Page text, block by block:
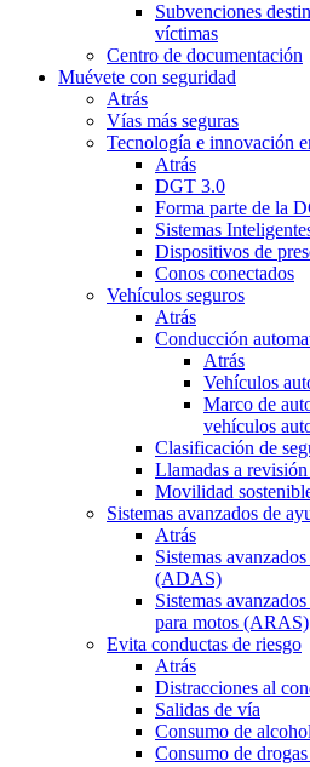
Subvenciones
víctimas
Centro de documentación
Muévete con seguridad
Atrás
Vías más seguras
Tecnología e innovación
Atrás
DGT 3.0
Forma parte de la
Sistemas
Dispositivos de
Conos conectados
Vehículos seguros
Atrás
Conducción
Atrás
Vehículos
Marco de
vehículos
Clasificación de
Llamadas a
Movilidad
Sistemas avanzados de
Atrás
Sistemas
(ADAS)
Sistemas
para motos (ARAS)
Evita conductas de riesgo
Atrás
Distracciones al
Salidas de vía
Consumo de alcohol
Consumo de